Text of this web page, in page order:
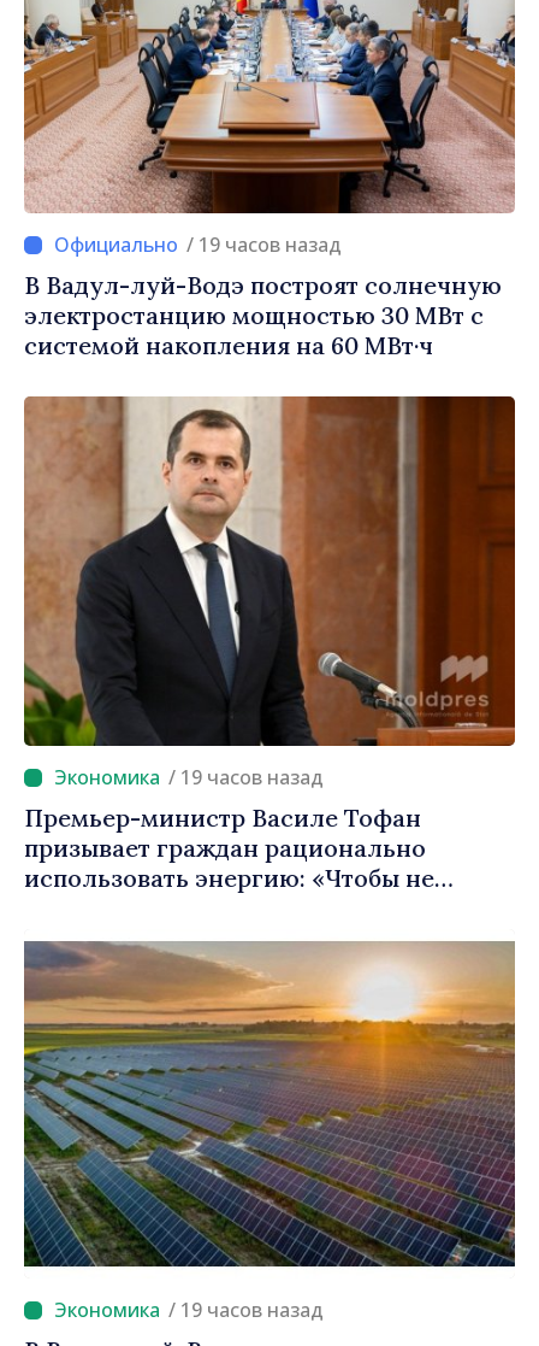
/ 19 часов назад
В Вадул-луй-Водэ построят солнечную
электростанцию мощностью 30 МВт с
системой накопления на 60 МВт·ч
/ 19 часов назад
Премьер-министр Василе Тофан
призывает граждан рационально
использовать энергию: «Чтобы не
/ 19 часов назад